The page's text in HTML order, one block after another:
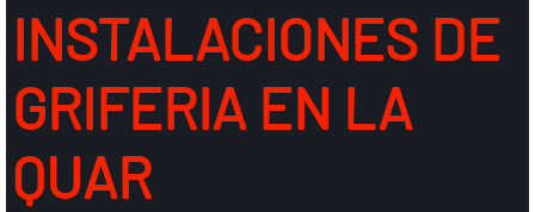
INSTALACIONES DE
GRIFERIA EN LA
QUAR